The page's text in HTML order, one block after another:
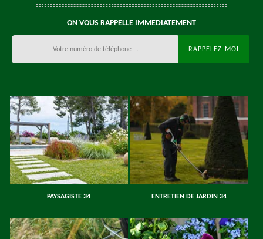
ON VOUS RAPPELLE IMMEDIATEMENT
PAYSAGISTE 34 ENTRETIEN DE JARDIN 34